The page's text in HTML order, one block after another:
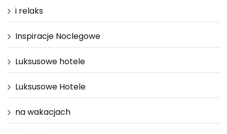
i relaks
Inspiracje Noclegowe
Luksusowe hotele
Luksusowe Hotele
na wakacjach